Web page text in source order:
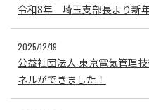
令和8年 埼玉支部長より新
2025/12/19
公益社団法人 東京電気管理
ネルができました！